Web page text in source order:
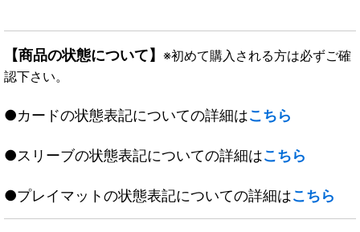
【商品の状態について】 ※初めて購入される方は必ずご確
認下さい。
●カードの状態表記についての詳細はこちら
●スリーブの状態表記についての詳細はこちら
●プレイマットの状態表記についての詳細はこちら